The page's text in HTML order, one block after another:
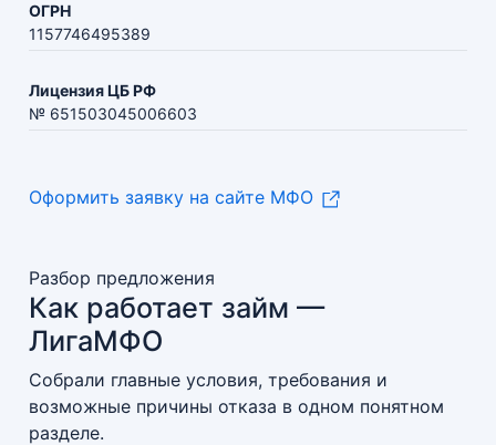
ОГРН
1157746495389
Лицензия ЦБ РФ
№ 651503045006603
Оформить заявку на сайте МФО
Разбор предложения
Как работает займ —
ЛигаМФО
Собрали главные условия, требования и
возможные причины отказа в одном понятном
разделе.